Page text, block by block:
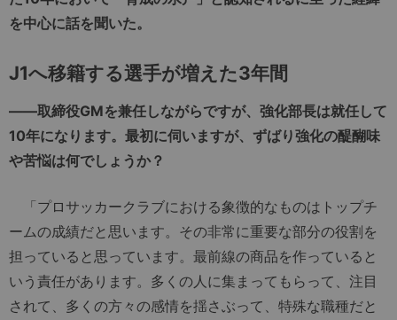
を中心に話を聞いた。
J1へ移籍する選手が増えた3年間
――取締役GMを兼任しながらですが、強化部長は就任して
10年になります。最初に伺いますが、ずばり強化の醍醐味
や苦悩は何でしょうか？
「プロサッカークラブにおける象徴的なものはトップチ
ームの成績だと思います。その非常に重要な部分の役割を
担っていると思っています。最前線の商品を作っていると
いう責任があります。多くの人に集まってもらって、注目
されて、多くの方々の感情を揺さぶって、特殊な職種だと